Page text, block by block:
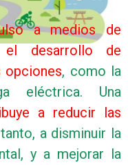
a medios de
el desarrollo de
opciones, como la
eléctrica. Una
a reducir las
a disminuir la
y a mejorar la